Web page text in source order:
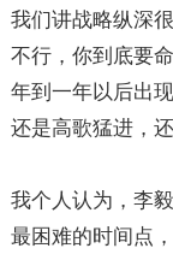
我们讲战略纵深
不行，你到底要
年到一年以后出
还是高歌猛进，
我个人认为，李
最困难的时间点